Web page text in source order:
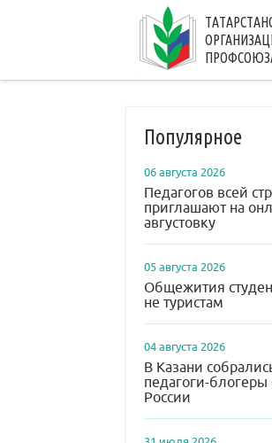
Популярное
06 августа 2026
Педагогов всей
приглашают на
августовку
05 августа 2026
Общежития
не туристам
04 августа 2026
В Казани
педагоги-блогеры
России